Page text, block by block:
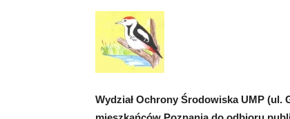
Wydział Ochrony Środowiska UMP (ul.